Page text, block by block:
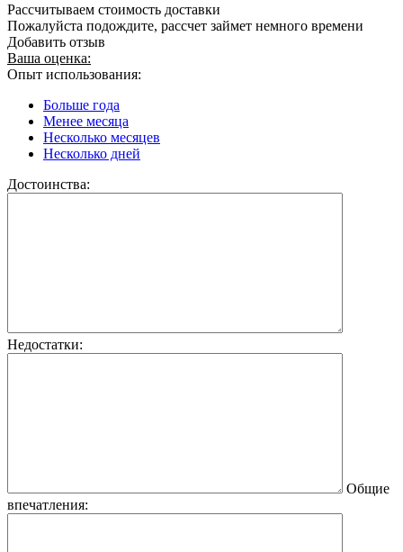
Рассчитываем стоимость доставки
Пожалуйста подождите, рассчет займет немного времени
Добавить отзыв
Ваша оценка:
Опыт использования:
Больше года
Менее месяца
Несколько месяцев
Несколько дней
Достоинства:
Недостатки:
Общие
впечатления: